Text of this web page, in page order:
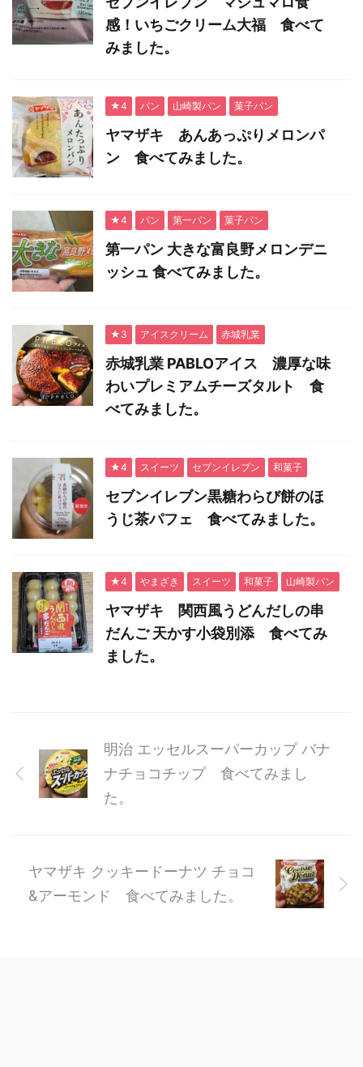
感！いちごクリーム大福 食べて
みました。
★4 パン 山崎製パン 菓子パン
ヤマザキ あんあっぷりメロンパ
ン 食べてみました。
★4 パン 第一パン 菓子パン
第一パン 大きな富良野メロンデニ
ッシュ 食べてみました。
★3 アイスクリーム 赤城乳業
赤城乳業 PABLOアイス 濃厚な味
わいプレミアムチーズタルト 食
べてみました。
★4 スイーツ セブンイレブン 和菓子
セブンイレブン黒糖わらび餅のほ
うじ茶パフェ 食べてみました。
★4 やまざき スイーツ 和菓子 山崎製パン
ヤマザキ 関西風うどんだしの串
だんご 天かす小袋別添 食べてみ
ました。
明治 エッセルスーパーカップ バナ
ナチョコチップ 食べてみまし
た。
ヤマザキ クッキードーナツ チョコ
&アーモンド 食べてみました。